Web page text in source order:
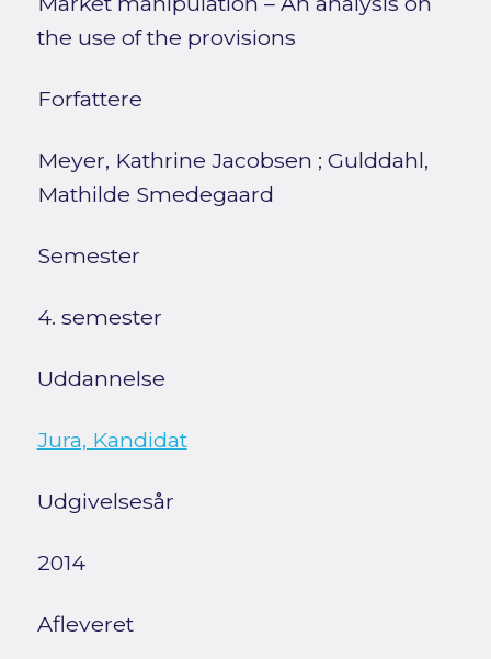
the use of the provisions
Forfattere
Meyer, Kathrine Jacobsen ; Gulddahl,
Mathilde Smedegaard
Semester
4. semester
Uddannelse
Jura, Kandidat
Udgivelsesår
2014
Afleveret